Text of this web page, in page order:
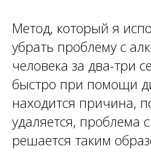
Метод, который я
убрать проблему с
человека за два-три
быстро при помощи
находится причина,
удаляется, проблема
решается таким